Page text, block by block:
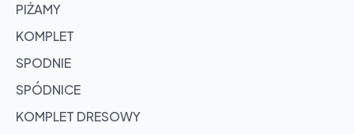
PIŻAMY
KOMPLET
SPODNIE
SPÓDNICE
KOMPLET DRESOWY